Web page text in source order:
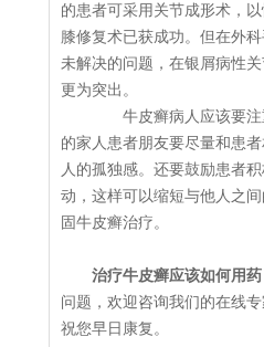
的患者可采用关节成形术，
膝修复术已获成功。但在外
未解决的问题，在银屑病性
更为突出。
牛皮癣病人应该要注
的家人患者朋友要尽量和患
人的孤独感。还要鼓励患者
动，这样可以缩短与他人之
固牛皮癣治疗。
治疗牛皮癣应该如何用药
问题，欢迎咨询我们的在线
祝您早日康复。